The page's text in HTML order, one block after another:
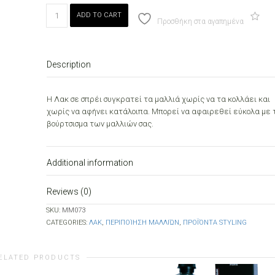
ΛΑΚ
ΚΡΑΤΗΜΑ
ml
quantity
ADD TO CART
Προσθήκη στα αγαπημένα
Description
Η Λακ σε σπρέι συγκρατεί τα μαλλιά χωρίς να τα κολλάει και
χωρίς να αφήνει κατάλοιπα. Μπορεί να αφαιρεθεί εύκολα με
βούρτσισμα των μαλλιών σας.
Additional information
Reviews (0)
SKU: MM073
CATEGORIES: ΛΑΚ, ΠΕΡΙΠΟΊΗΣΗ ΜΑΛΛΙΏΝ , ΠΡΟΪΌΝΤΑ STYLING
PRODUCTS